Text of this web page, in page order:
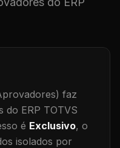
faz
do ERP TOTVS
é Exclusivo, o
isolados por